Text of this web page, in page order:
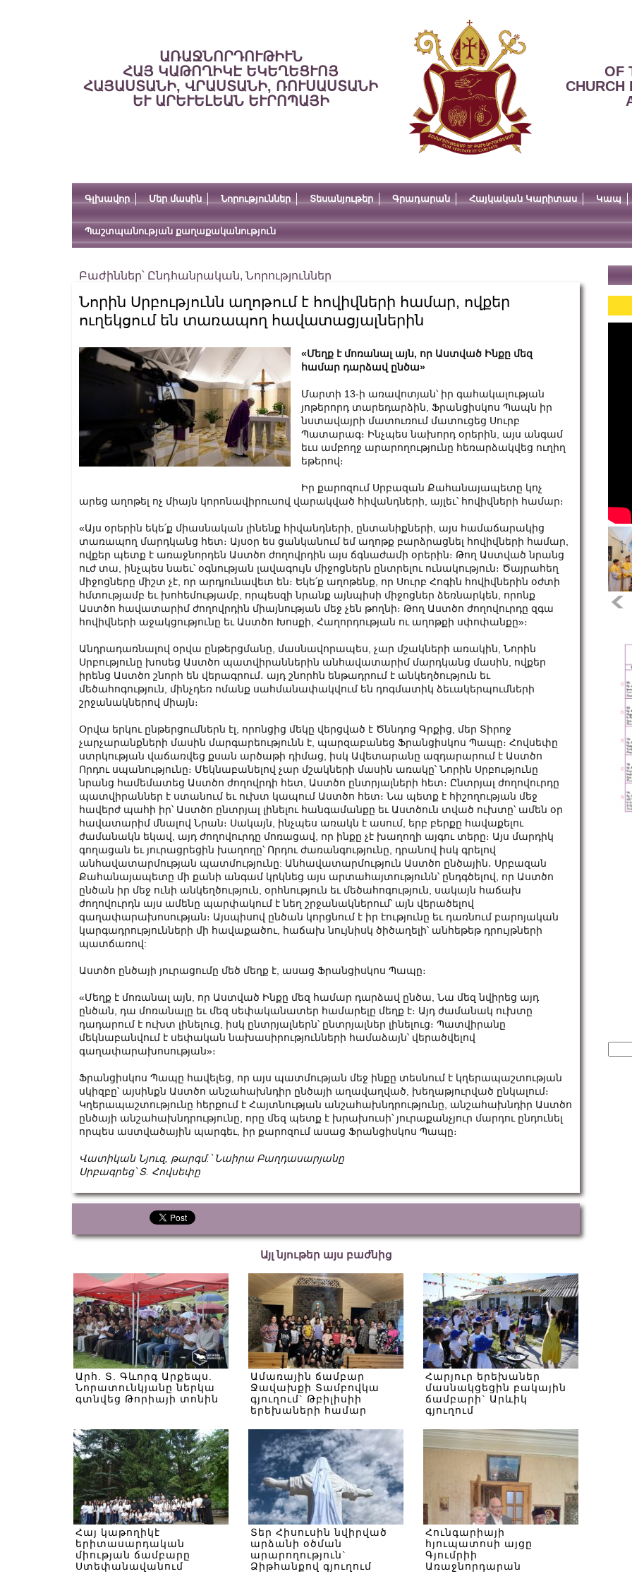
ԱՌԱՋՆՈՐԴՈՒԹԻՒՆ
ՀԱՅ ԿԱԹՈՂԻԿԷ ԵԿԵՂԵՑՒՈՅ
ՀԱՅԱՍՏԱՆԻ, ՎՐԱՍՏԱՆԻ, ՌՈՒՍԱՍՏԱՆԻ
ԵՒ ԱՐԵՒԵԼԵԱՆ ԵՒՐՈՊԱՅԻ
OF
CHURCH
Գլխավոր Մեր մասին Նորություններ Տեսանյութեր Գրադարան Հայկական Կարիտաս Կապ
Պաշտպանության քաղաքականություն
Բաժիններ՝ Ընդհանրական, Նորություններ
Նորին Սրբությունն աղոթում է հովիվների համար, ովքեր
ուղեկցում են տառապող հավատացյալներին
«Մեղք է մոռանալ այն, որ Աստված Ինքը մեզ
համար դարձավ ընծա»
Մարտի 13-ի առավոտյան՝ իր գահակալության
յոթերորդ տարեդարձին, Ֆրանցիսկոս Պապն իր
նստավայրի մատուռում մատուցեց Սուրբ
Պատարագ։ Ինչպես նախորդ օրերին, այս անգամ
եւս ամբողջ արարողությունը հեռարձակվեց ուղիղ
եթերով։
Իր քարոզում Սրբազան Քահանայապետը կոչ
արեց աղոթել ոչ միայն կորոնավիրուսով վարակված հիվանդների, այլեւ՝ հովիվների համար։
«Այս օրերին եկե՛ք միասնական լինենք հիվանդների, ընտանիքների, այս համաճարակից
տառապող մարդկանց հետ։ Այսօր ես ցանկանում եմ աղոթք բարձրացնել հովիվների համար,
ովքեր պետք է առաջնորդեն Աստծո ժողովրդին այս ճգնաժամի օրերին։ Թող Աստված նրանց
ուժ տա, ինչպես նաեւ՝ օգնության լավագույն միջոցներն ընտրելու ունակություն։ Ծայրահեղ
միջոցները միշտ չէ, որ արդյունավետ են։ Եկե՛ք աղոթենք, որ Սուրբ Հոգին հովիվներին օժտի
հմտությամբ եւ խոհեմությամբ, որպեսզի նրանք այնպիսի միջոցներ ձեռնարկեն, որոնք
Աստծո հավատարիմ ժողովրդին միայնության մեջ չեն թողնի։ Թող Աստծո ժողովուրդը զգա
հովիվների աջակցությունը եւ Աստծո Խոսքի, Հաղորդության ու աղոթքի սփոփանքը»։
Անդրադառնալով օրվա ընթերցմանը, մասնավորապես, չար մշակների առակին, Նորին
Սրբությունը խոսեց Աստծո պատվիրաններին անհավատարիմ մարդկանց մասին, ովքեր
իրենց Աստծո շնորհ են վերագրում․ այդ շնորհն ենթադրում է անկեղծություն եւ
մեծահոգություն, մինչդեռ ոմանք սահմանափակվում են դոգմատիկ ձեւակերպումների
շրջանակներով միայն։
Օրվա երկու ընթերցումներն էլ, որոնցից մեկը վերցված է Ծննդոց Գրքից, մեր Տիրոջ
չարչարանքների մասին մարգարեությունն է, պարզաբանեց Ֆրանցիսկոս Պապը։ Հովսեփը
ստրկության վաճառվեց քսան արծաթի դիմաց, իսկ Ավետարանը ազդարարում է Աստծո
Որդու սպանությունը։ Մեկնաբանելով չար մշակների մասին առակը՝ Նորին Սրբությունը
նրանց համեմատեց Աստծո ժողովրդի հետ, Աստծո ընտրյալների հետ։ Ընտրյալ ժողովուրդը
պատվիրաններ է ստանում եւ ուխտ կապում Աստծո հետ։ Նա պետք է հիշողության մեջ
հավերժ պահի իր՝ Աստծո ընտրյալ լինելու հանգամանքը եւ Աստծուն տված ուխտը՝ ամեն օր
հավատարիմ մնալով Նրան։ Սակայն, ինչպես առակն է ասում, երբ բերքը հավաքելու
ժամանակն եկավ, այդ ժողովուրդը մոռացավ, որ ինքը չէ խաղողի այգու տերը։ Այս մարդիկ
գողացան եւ յուրացրեցին խաղողը՝ Որդու ժառանգությունը, դրանով իսկ գրելով
անհավատարմության պատմությունը: Անհավատարմություն Աստծո ընծային․ Սրբազան
Քահանայապետը մի քանի անգամ կրկնեց այս արտահայտությունն՝ ընդգծելով, որ Աստծո
ընծան իր մեջ ունի անկեղծություն, օրհնություն եւ մեծահոգություն, սակայն հաճախ
ժողովուրդն այս ամենը պարփակում է նեղ շրջանակներում՝ այն վերածելով
գաղափարախոսության։ Այսպիսով ընծան կորցնում է իր էությունը եւ դառնում բարոյական
կարգադրությունների մի հավաքածու, հաճախ նույնիսկ ծիծաղելի՝ անհեթեթ դրույթների
պատճառով:
Աստծո ընծայի յուրացումը մեծ մեղք է, ասաց Ֆրանցիսկոս Պապը։
«Մեղք է մոռանալ այն, որ Աստված Ինքը մեզ համար դարձավ ընծա, Նա մեզ նվիրեց այդ
ընծան, դա մոռանալը եւ մեզ սեփականատեր համարելը մեղք է։ Այդ ժամանակ ուխտը
դադարում է ուխտ լինելուց, իսկ ընտրյալներն՝ ընտրյալներ լինելուց։ Պատվիրանը
մեկնաբանվում է սեփական նախասիրությունների համաձայն՝ վերածվելով
գաղափարախոսության»։
Ֆրանցիսկոս Պապը հավելեց, որ այս պատմության մեջ ինքը տեսնում է կղերապաշտության
սկիզբը՝ այսինքն Աստծո անշահախնդիր ընծայի աղավաղված, խեղաթյուրված ընկալում։
Կղերապաշտությունը հերքում է Հայտնության անշահախնդրությունը, անշահախնդիր Աստծո
ընծայի անշահախնդրությունը, որը մեզ պետք է խրախուսի՝ յուրաքանչյուր մարդու ընդունել
որպես աստվածային պարգեւ, իր քարոզում ասաց Ֆրանցիսկոս Պապը։
Վատիկան Նյուզ, թարգմ.՝ Նաիրա Բաղդասարյանը
Սրբագրեց՝ Տ. Հովսեփը
Այլ նյութեր այս բաժնից
Արհ. Տ. Գևորգ Արքեպս.
Նորատունկյանը ներկա
գտնվեց Թորիայի տոնին
Ամառային ճամբար
Ջավախքի Տամբովկա
գյուղում` Թբիլիսիի
երեխաների համար
Հարյուր երեխաներ
մասնակցեցին բակային
ճամբարի` Արևիկ
գյուղում
Հայ կաթողիկէ
երիտասարդական
միության ճամբարը
Ստեփանավանում
Տեր Հիսուսին նվիրված
արձանի օծման
արարողություն`
Ձիթհանքով գյուղում
Հունգարիայի
հյուպատոսի այցը
Գյումրիի
Առաջնորդարան
for: